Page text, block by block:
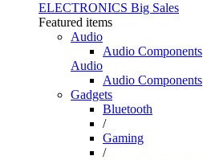
ELECTRONICS Big Sales
Featured items
Audio
Audio Components
Audio
Audio Components
Gadgets
Bluetooth
/
Gaming
/